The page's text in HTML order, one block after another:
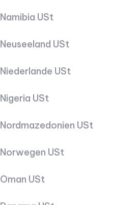
Namibia USt
Neuseeland USt
Niederlande USt
Nigeria USt
Nordmazedonien USt
Norwegen USt
Oman USt